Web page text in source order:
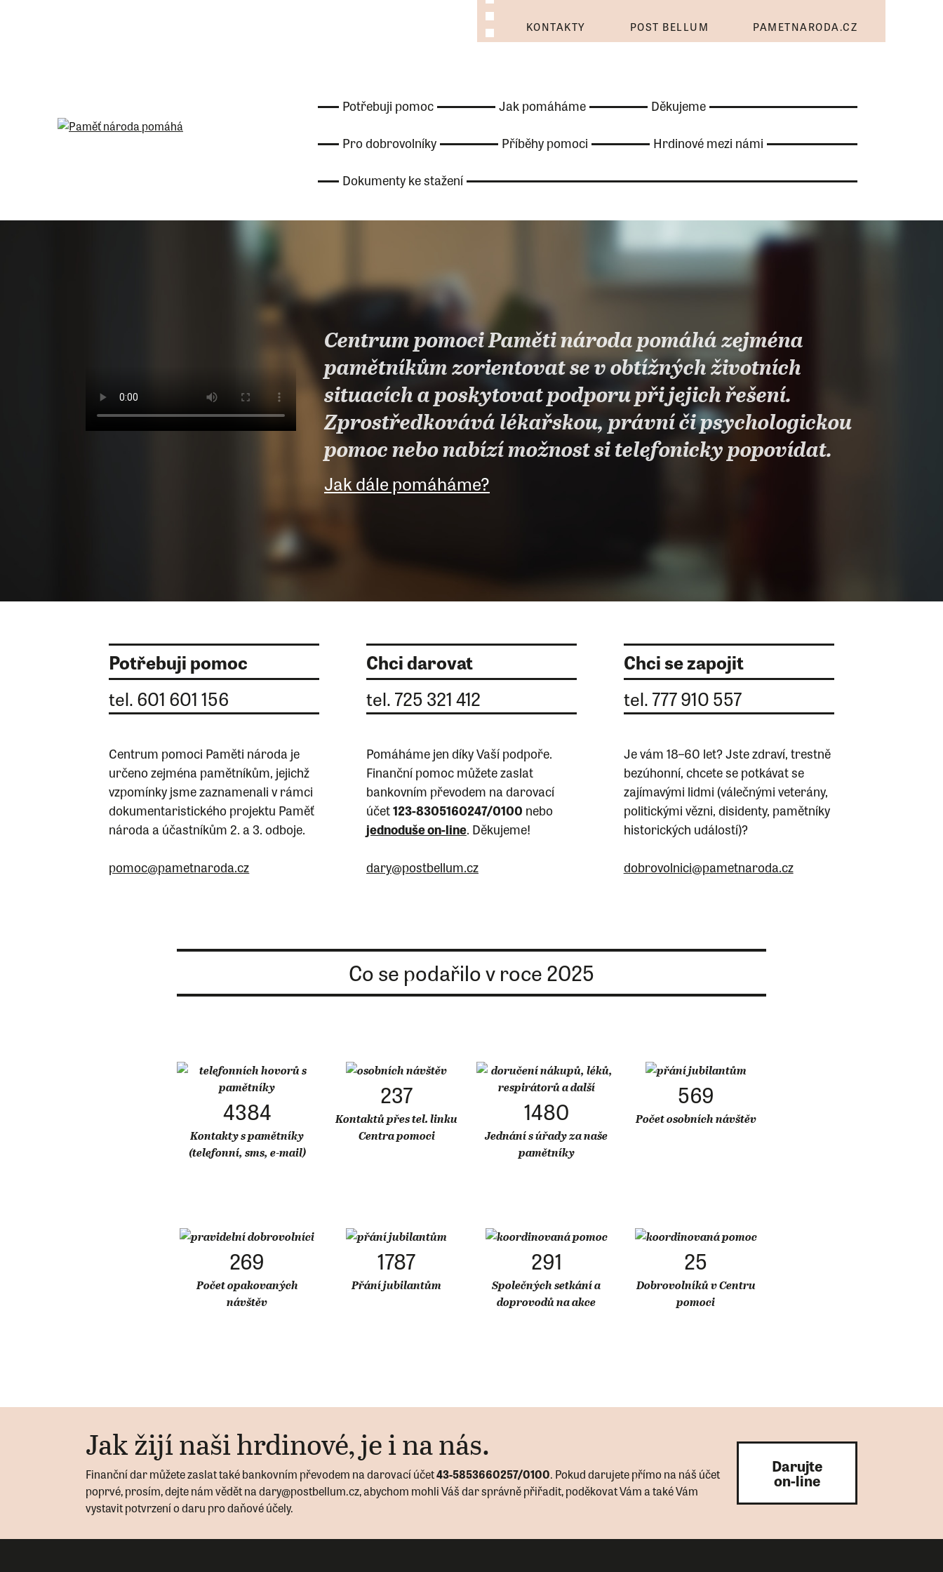
KONTAKTY POST BELLUM PAMETNARODA.CZ
Potřebuji pomoc Jak pomáháme Děkujeme
Pro dobrovolníky Příběhy pomoci Hrdinové mezi námi
Dokumenty ke stažení
Centrum pomoci Paměti národa pomáhá zejména
pamětníkům zorientovat se v obtížných životních
situacích a poskytovat podporu při jejich řešení.
Zprostředkovává lékařskou, právní či psychologickou
pomoc nebo nabízí možnost si telefonicky popovídat.
Jak dále pomáháme?
Potřebuji pomoc
tel. 601 601 156
Centrum pomoci Paměti národa je
určeno zejména pamětníkům, jejichž
vzpomínky jsme zaznamenali v rámci
dokumentaristického projektu Paměť
národa a účastníkům 2. a 3. odboje.
pomoc@pametnaroda.cz
Chci darovat
tel. 725 321 412
Pomáháme jen díky Vaší podpoře.
Finanční pomoc můžete zaslat
bankovním převodem na darovací
účet123-8305160247/0100 nebo
jednoduše on-line. Děkujeme!
dary@postbellum.cz
Chci se zapojit
tel. 777 910 557
Je vám 18–60 let? Jste zdraví, trestně
bezúhonní, chcete se potkávat se
zajímavými lidmi (válečnými veterány,
politickými vězni, disidenty, pamětníky
historických událostí)?
dobrovolnici@pametnaroda.cz
Co se podařilo v roce 2025
4384
Kontakty s pamětníky
(telefonní, sms, e-mail)
237
Kontaktů přes tel. linku
Centra pomoci
1480
Jednání s úřady za naše
pamětníky
569
Počet osobních návštěv
269
Počet opakovaných
návštěv
1787
Přání jubilantům
291
Společných setkání a
doprovodů na akce
25
Dobrovolníků v Centru
pomoci
Jak žijí naši hrdinové, je i na nás.
Finanční dar můžete zaslat také bankovním převodem na darovací účet43-5853660257/0100. Pokud darujete přímo na náš účet
poprvé, prosím, dejte nám vědět na dary@postbellum.cz, abychom mohli Váš dar správně přiřadit, poděkovat Vám a také Vám
vystavit potvrzení o daru pro daňové účely.
Darujte
on-line